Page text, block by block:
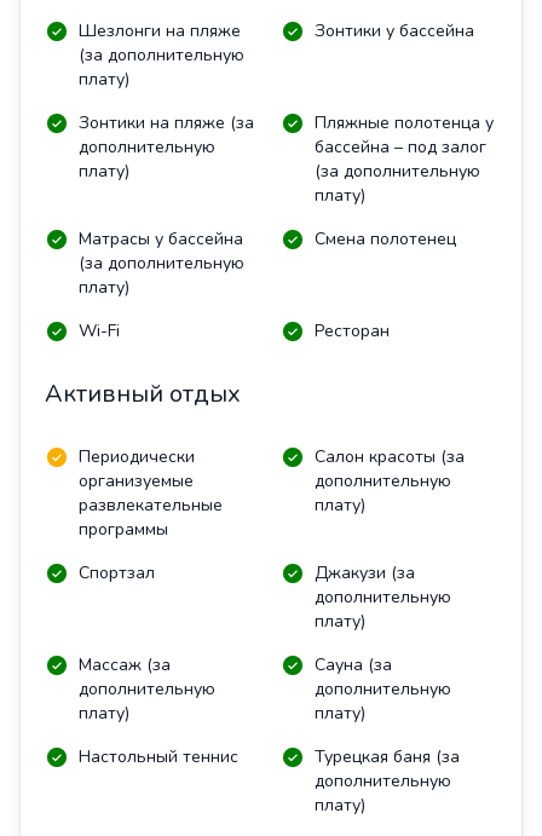
Шезлонги на пляже
(за дополнительную
плату)
Зонтики у бассейна
Зонтики на пляже (за
дополнительную
плату)
Пляжные полотенца у
бассейна – под залог
(за дополнительную
плату)
Матрасы у бассейна
(за дополнительную
плату)
Смена полотенец
Wi-Fi Ресторан
Активный отдых
Периодически
организуемые
развлекательные
программы
Салон красоты (за
дополнительную
плату)
Спортзал
Джакузи (за
дополнительную
плату)
Массаж (за
дополнительную
плату)
Сауна (за
дополнительную
плату)
Настольный теннис
Турецкая баня (за
дополнительную
плату)